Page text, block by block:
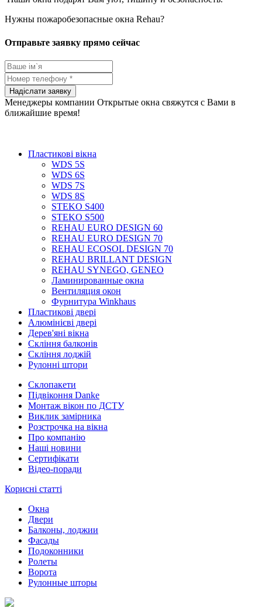
Нужны пожаробезопасные окна Rehau?
Отправьте заявку прямо сейчас
Менеджеры компании Открытые окна свяжутся с Вами в
ближайшие время!
Пластикові вікна
WDS 5S
WDS 6S
WDS 7S
WDS 8S
STEKO S400
STEKO S500
REHAU EURO DESIGN 60
REHAU EURO DESIGN 70
REHAU ECOSOL DESIGN 70
REHAU BRILLANT DESIGN
REHAU SYNEGO, GENEO
Ламинированные окна
Вентиляция окон
Фурнитура Winkhaus
Пластикові двері
Алюмінієві двері
Дерев'яні вікна
Скління балконів
Скління лоджій
Рулонні штори
Склопакети
Підвіконня Danke
Монтаж вікон по ДСТУ
Виклик замірника
Розстрочка на вікна
Про компанію
Наші новини
Сертифікати
Відео-поради
Корисні статті
Окна
Двери
Балконы, лоджии
Фасады
Подоконники
Ролеты
Ворота
Рулонные шторы